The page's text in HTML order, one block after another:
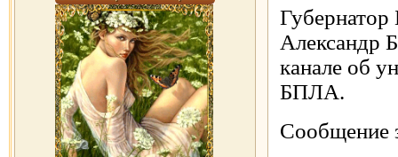
Губернатор
Александр
канале об
БПЛА.
Сообщение